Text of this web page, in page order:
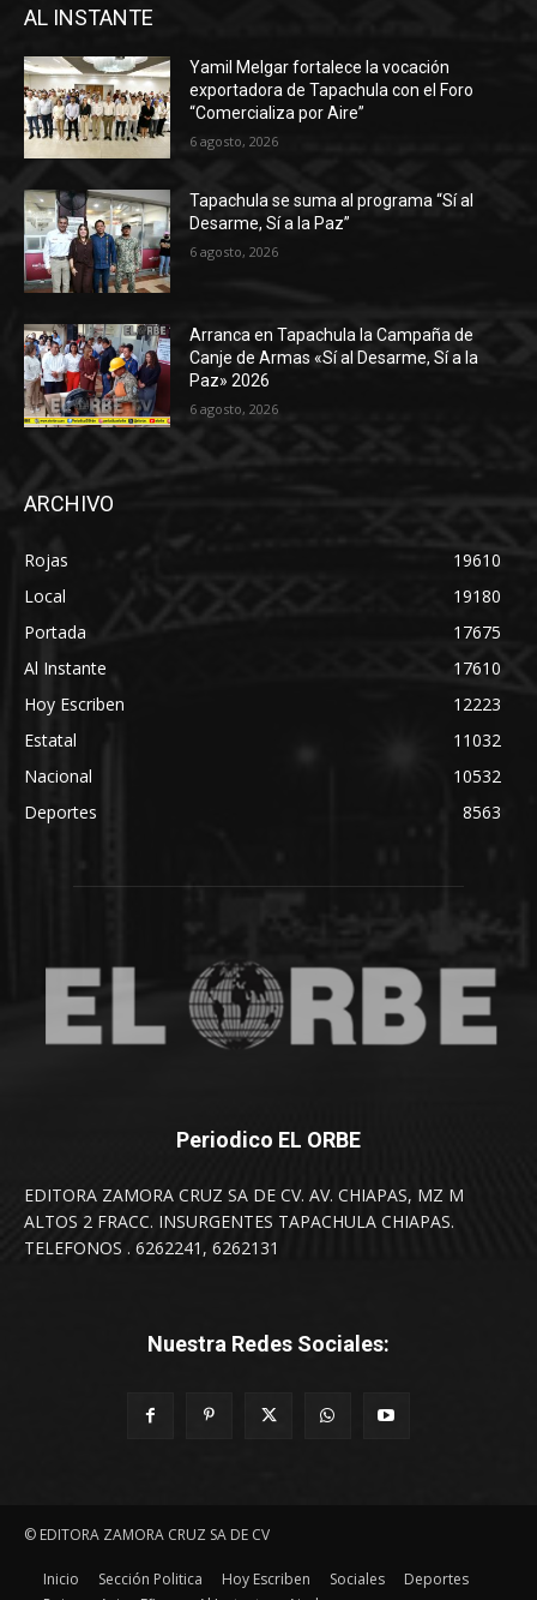
AL INSTANTE
Yamil Melgar fortalece la vocación
exportadora de Tapachula con el Foro
“Comercializa por Aire”
6 agosto, 2026
Tapachula se suma al programa “Sí al
Desarme, Sí a la Paz”
6 agosto, 2026
Arranca en Tapachula la Campaña de
Canje de Armas «Sí al Desarme, Sí a la
Paz» 2026
6 agosto, 2026
ARCHIVO
Rojas
19610
Local
19180
Portada
17675
Al Instante
17610
Hoy Escriben
12223
Estatal
11032
Nacional
10532
Deportes
8563
Periodico EL ORBE
EDITORA ZAMORA CRUZ SA DE CV. AV. CHIAPAS, MZ M
ALTOS 2 FRACC. INSURGENTES TAPACHULA CHIAPAS.
TELEFONOS . 6262241, 6262131
Nuestra Redes Sociales:
© EDITORA ZAMORA CRUZ SA DE CV
Inicio Sección Politica Hoy Escriben Sociales
Deportes